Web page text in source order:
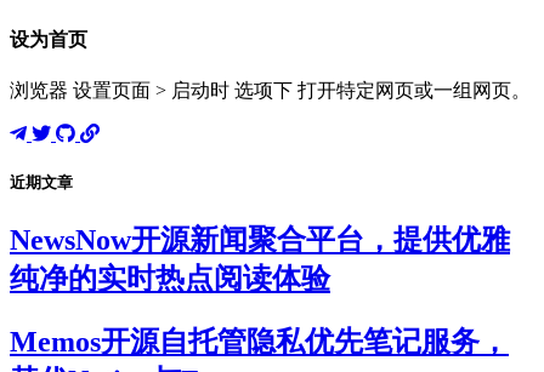
设为首页
浏览器 设置页面 > 启动时 选项下 打开特定网页或一组网页。
近期文章
NewsNow开源新闻聚合平台，提供优雅
纯净的实时热点阅读体验
Memos开源自托管隐私优先笔记服务，